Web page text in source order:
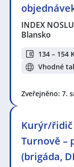
INDEX
Blansko
134 – 154
Vhodné
Zveřejněno: 7.
Kurýr/
Turnově –
(brigáda,